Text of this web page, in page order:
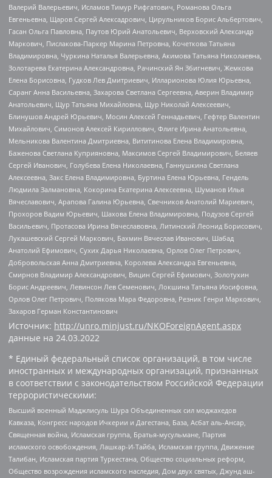
Валерий Валерьевич, Исламов Тимур Рифгатович, Романова Ольга
Евгеньевна, Щаров Сергей Алексадрович, Цирульников Борис Альбертович,
Гасан Ольга Павловна, Паутов Юрий Анатольевич, Верховский Александр
Маркович, Пислакова-Паркер Марина Петровна, Кочеткова Татьяна
Владимировна, Чуркина Наталья Валерьевна, Акимова Татьяна Николаевна,
Золотарева Екатерина Александровна, Рачинский Ян Збигневич, Жемкова
Елена Борисовна, Гудков Лев Дмитриевич, Илларионова Юлия Юрьевна,
Саранг Анна Васильевна, Захарова Светлана Сергеевна, Аверин Владимир
Анатольевич, Щур Татьяна Михайловна, Щур Николай Алексеевич,
Блинушов Андрей Юрьевич, Мосин Алексей Геннадьевич, Гефтер Валентин
Михайлович, Симонов Алексей Кириллович, Флиге Ирина Анатольевна,
Мельникова Валентина Дмитриевна, Вититинова Елена Владимировна,
Баженова Светлана Куприяновна, Максимов Сергей Владимирович, Беляев
Сергей Иванович, Голубева Елена Николаевна, Ганнушкина Светлана
Алексеевна, Закс Елена Владимировна, Буртина Елена Юрьевна, Гендель
Людмила Залмановна, Кокорина Екатерина Алексеевна, Шуманов Илья
Вячеславович, Арапова Галина Юрьевна, Свечников Анатолий Мариевич,
Прохоров Вадим Юрьевич, Шахова Елена Владимировна, Подузов Сергей
Васильевич, Протасова Ирина Вячеславовна, Литинский Леонид Борисович,
Лукашевский Сергей Маркович, Бахмин Вячеслав Иванович, Шабад
Анатолий Ефимович, Сухих Дарья Николаевна, Орлов Олег Петрович,
Добровольская Анна Дмитриевна, Королева Александра Евгеньевна,
Смирнов Владимир Александрович, Вицин Сергей Ефимович, Золотухин
Борис Андреевич, Левинсон Лев Семенович, Локшина Татьяна Иосифовна,
Орлов Олег Петрович, Полякова Мара Федоровна, Резник Генри Маркович,
Захаров Герман Константинович
Источник: http://unro.minjust.ru/NKOForeignAgent.aspx
данные на 24.03.2022
* Единый федеральный список организаций, в том числе
иностранных и международных организаций, признанных
в соответствии с законодательством Российской Федерации
террористическими:
Высший военный Маджлисуль Шура Объединенных сил моджахедов
Кавказа, Конгресс народов Ичкерии и Дагестана, База, Асбат аль-Ансар,
Священная война, Исламская группа, Братья-мусульмане, Партия
исламского освобождения, Лашкар-И-Тайба, Исламская группа, Движение
Талибан, Исламская партия Туркестана, Общество социальных реформ,
Общество возрождения исламского наследия, Дом двух святых, Джунд аш-